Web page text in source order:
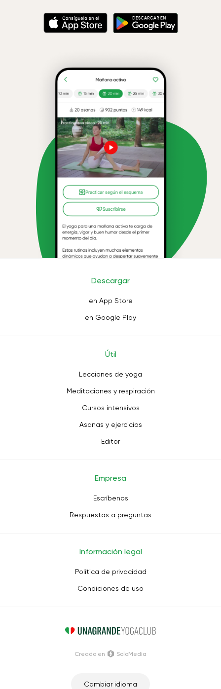
Descargar
en App Store
en Google Play
Útil
Lecciones de yoga
Meditaciones y respiración
Cursos intensivos
Asanas y ejercicios
Editor
Empresa
Escríbenos
Respuestas a preguntas
Información legal
Política de privacidad
Condiciones de uso
Cambiar idioma
Creado en SoloMedia